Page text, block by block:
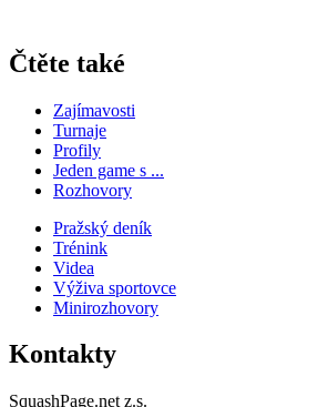
Čtěte také
Zajímavosti
Turnaje
Profily
Jeden game s ...
Rozhovory
Pražský deník
Trénink
Videa
Výživa sportovce
Minirozhovory
Kontakty
SquashPage.net z.s.